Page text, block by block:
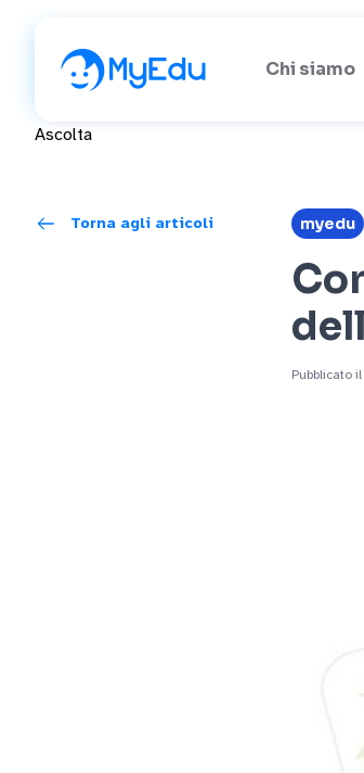
Chi siamo
Ascolta
Torna agli articoli myedu
Pubblicato